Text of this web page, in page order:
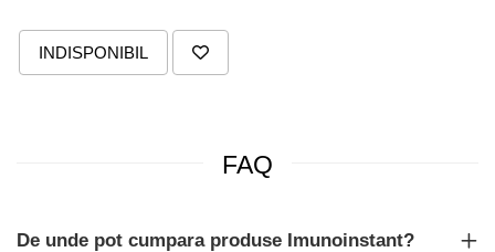
INDISPONIBIL
FAQ
De unde pot cumpara produse Imunoinstant?